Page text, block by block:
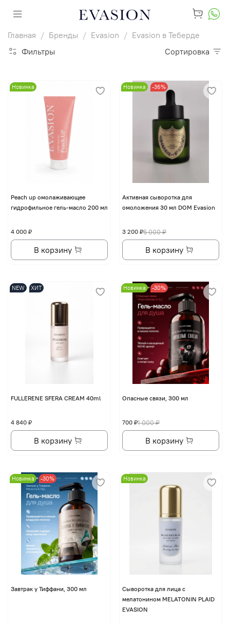
Главная Бренды Evasion
Evasion в Теберде
Фильтры
Сортировка
Новинка
Peach up омолаживающее
гидрофильное гель-масло 200 мл
4 000 ₽
В корзину
Новинка -36%
Активная сыворотка для
омоложения 30 мл DOM Evasion
5 000 ₽
3 200 ₽
В корзину
NEW ХИТ
FULLERENE SFERA CREAM 40ml
4 840 ₽
В корзину
Новинка -30%
Опасные связи, 300 мл
1 000 ₽
700 ₽
В корзину
Новинка -30%
Завтрак у Тиффани, 300 мл
Новинка
Сыворотка для лица с
мелатонином MELATONIN PLAID
EVASION